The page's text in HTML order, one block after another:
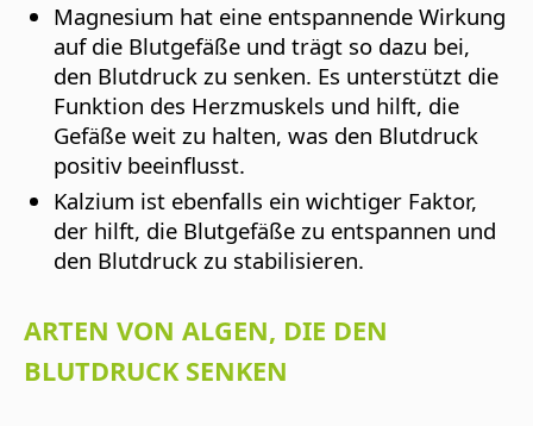
Magnesium hat eine entspannende Wirkung
auf die Blutgefäße und trägt so dazu bei,
den Blutdruck zu senken. Es unterstützt die
Funktion des Herzmuskels und hilft, die
Gefäße weit zu halten, was den Blutdruck
positiv beeinflusst.
Kalzium ist ebenfalls ein wichtiger Faktor,
der hilft, die Blutgefäße zu entspannen und
den Blutdruck zu stabilisieren.
ARTEN VON ALGEN, DIE DEN
BLUTDRUCK SENKEN